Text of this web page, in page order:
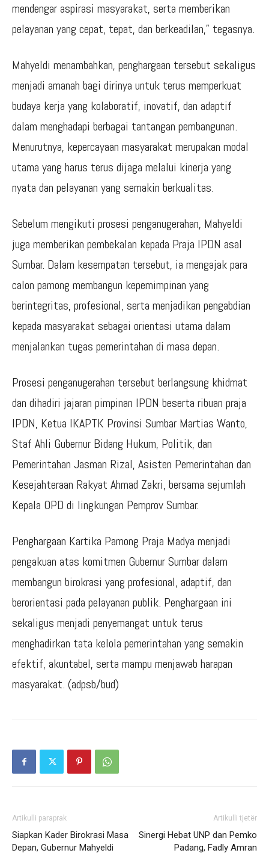
mendengar aspirasi masyarakat, serta memberikan
pelayanan yang cepat, tepat, dan berkeadilan,” tegasnya.
Mahyeldi menambahkan, penghargaan tersebut sekaligus
menjadi amanah bagi dirinya untuk terus memperkuat
budaya kerja yang kolaboratif, inovatif, dan adaptif
dalam menghadapi berbagai tantangan pembangunan.
Menurutnya, kepercayaan masyarakat merupakan modal
utama yang harus terus dijaga melalui kinerja yang
nyata dan pelayanan yang semakin berkualitas.
Sebelum mengikuti prosesi penganugerahan, Mahyeldi
juga memberikan pembekalan kepada Praja IPDN asal
Sumbar. Dalam kesempatan tersebut, ia mengajak para
calon pamong membangun kepemimpinan yang
berintegritas, profesional, serta menjadikan pengabdian
kepada masyarakat sebagai orientasi utama dalam
menjalankan tugas pemerintahan di masa depan.
Prosesi penganugerahan tersebut berlangsung khidmat
dan dihadiri jajaran pimpinan IPDN beserta ribuan praja
IPDN, Ketua IKAPTK Provinsi Sumbar Martias Wanto,
Staf Ahli Gubernur Bidang Hukum, Politik, dan
Pemerintahan Jasman Rizal, Asisten Pemerintahan dan
Kesejahteraan Rakyat Ahmad Zakri, bersama sejumlah
Kepala OPD di lingkungan Pemprov Sumbar.
Penghargaan Kartika Pamong Praja Madya menjadi
pengakuan atas komitmen Gubernur Sumbar dalam
membangun birokrasi yang profesional, adaptif, dan
berorientasi pada pelayanan publik. Penghargaan ini
sekaligus menjadi penyemangat untuk terus
menghadirkan tata kelola pemerintahan yang semakin
efektif, akuntabel, serta mampu menjawab harapan
masyarakat. (adpsb/bud)
Artikulli paraprak
Siapkan Kader Birokrasi Masa
Depan, Gubernur Mahyeldi
Artikulli tjetër
Sinergi Hebat UNP dan Pemko
Padang, Fadly Amran